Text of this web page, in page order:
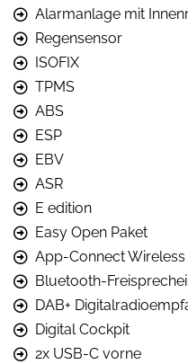
Alarmanlage mit
Regensensor
ISOFIX
TPMS
ABS
ESP
EBV
ASR
E edition
Easy Open Paket
App-Connect Wireless
Bluetooth-
DAB+
Digital Cockpit
2x USB-C vorne